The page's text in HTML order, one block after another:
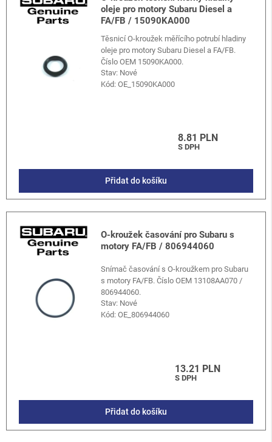
oleje pro motory Subaru Diesel a
FA/FB / 15090KA000
Těsnicí O-kroužek měřícího potrubí hladiny
oleje pro motory Subaru Diesel a FA/FB.
Číslo OEM 15090KA000.
Stav: Nové
Kód:OE_15090KA000
8.81 PLN
S DPH
Přidat do košíku
O-kroužek časování pro Subaru s
motory FA/FB / 806944060
Snímač časování s O-kroužkem pro Subaru
s motory FA/FB. Číslo OEM 13108AA070 /
806944060.
Stav: Nové
Kód:OE_806944060
13.21 PLN
S DPH
Přidat do košíku